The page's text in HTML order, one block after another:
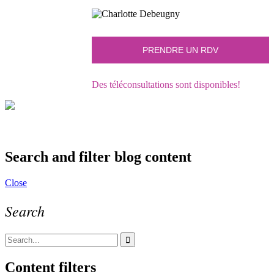
Des téléconsultations sont disponibles!
Search and filter blog content
Close
Search
Content filters